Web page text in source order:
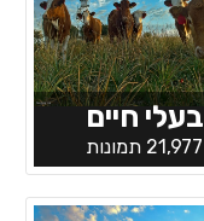
בעלי חיים
21,977 תמונות